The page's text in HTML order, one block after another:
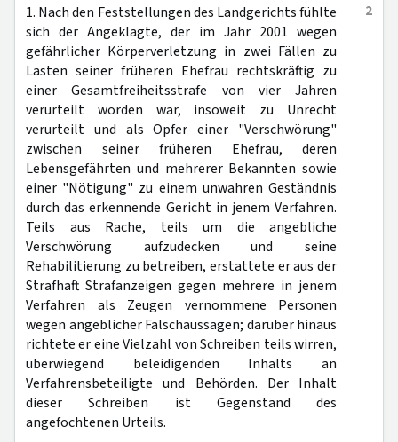
2
1. Nach den Feststellungen des Landgerichts fühlte
sich der Angeklagte, der im Jahr 2001 wegen
gefährlicher Körperverletzung in zwei Fällen zu
Lasten seiner früheren Ehefrau rechtskräftig zu
einer Gesamtfreiheitsstrafe von vier Jahren
verurteilt worden war, insoweit zu Unrecht
verurteilt und als Opfer einer "Verschwörung"
zwischen seiner früheren Ehefrau, deren
Lebensgefährten und mehrerer Bekannten sowie
einer "Nötigung" zu einem unwahren Geständnis
durch das erkennende Gericht in jenem Verfahren.
Teils aus Rache, teils um die angebliche
Verschwörung aufzudecken und seine
Rehabilitierung zu betreiben, erstattete er aus der
Strafhaft Strafanzeigen gegen mehrere in jenem
Verfahren als Zeugen vernommene Personen
wegen angeblicher Falschaussagen; darüber hinaus
richtete er eine Vielzahl von Schreiben teils wirren,
überwiegend beleidigenden Inhalts an
Verfahrensbeteiligte und Behörden. Der Inhalt
dieser Schreiben ist Gegenstand des
angefochtenen Urteils.